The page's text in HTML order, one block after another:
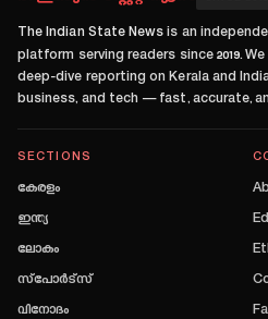
The Indian State News is an
platform serving readers since 2019.
deep-dive reporting on Kerala and
business, and tech — fast, accurate,
SECTIONS
കേരളം
ഇന്ത്യ
ലോകം
സ്പോർട്സ്
വിനോദം